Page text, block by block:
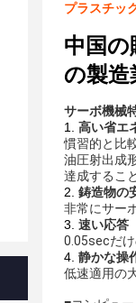
プラスチッ
中国
の製造
サーボ機械
1. 高い省エ
慣習的と比
油圧射出成
達成するこ
2. 鋳造物の
非常にサー
3. 速い応答
0.05secだ
4. 静かな操
低速適用の